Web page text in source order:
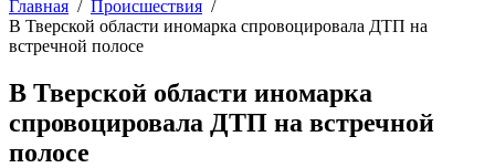
Главная
Происшествия
В Тверской области иномарка спровоцировала ДТП на
встречной полосе
В Тверской области иномарка
спровоцировала ДТП на встречной
полосе